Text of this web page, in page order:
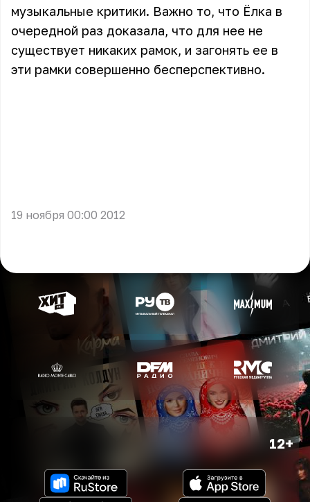
музыкальные критики. Важно то, что Ёлка в
очередной раз доказала, что для нее не
существует никаких рамок, и загонять ее в
эти рамки совершенно бесперспективно.
19 ноября 00:00 2012
12+